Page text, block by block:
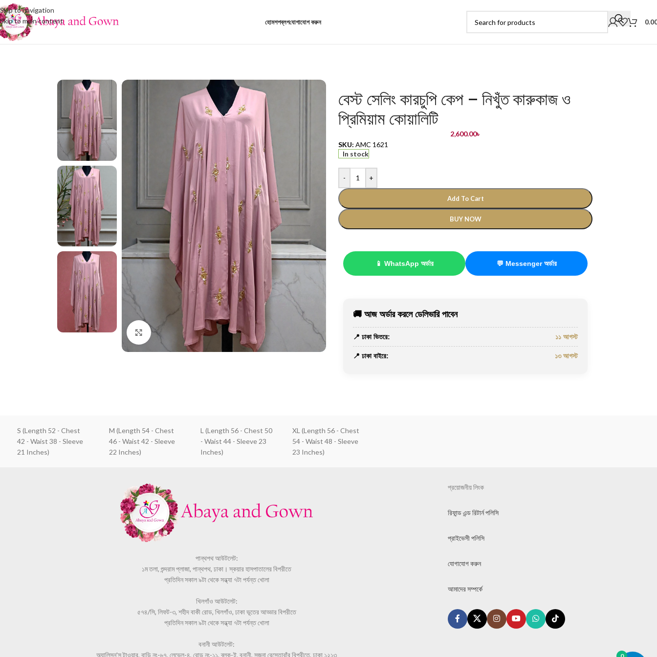
Skip to navigation
Skip to main content
হোমশপব্লগযোগাযোগ করুন
Click to enlarge
বেস্ট সেলিং কারচুপি কেপ – নিখুঁত কারুকাজ ও
প্রিমিয়াম কোয়ালিটি
2,600.00৳
SKU: AMC 1621
In stock
- +
Add To Cart
BUY NOW
📱 WhatsApp অর্ডার 💬 Messenger অর্ডার
🚚 আজ অর্ডার করলে ডেলিভারি পাবেন
📍 ঢাকা ভিতরে: ১১ আগস্ট
📍 ঢাকা বাইরে: ১৩ আগস্ট
S (Length 52 - Chest
42 - Waist 38 - Sleeve
21 Inches)
M (Length 54 - Chest
46 - Waist 42 - Sleeve
22 Inches)
L (Length 56 - Chest 50
- Waist 44 - Sleeve 23
Inches)
XL (Length 56 - Chest
54 - Waist 48 - Sleeve
23 Inches)
পান্থপথ আউটলেট:
১ম তলা, শুন্দরাম প্লাজা, পান্থপথ, ঢাকা। স্কয়ার হাসপাতালের বিপরীতে
প্রতিদিন সকাল ৯টা থেকে সন্ধ্যা ৭টা পর্যন্ত খোলা
খিলগাঁও আউটলেট:
৫৭৪/সি, লিফট-৩, শহীদ বাকী রোড, খিলগাঁও, ঢাকা ভূতের আড্ডার বিপরীতে
প্রতিদিন সকাল ৯টা থেকে সন্ধ্যা ৭টা পর্যন্ত খোলা
বনানী আউটলেট:
অ্যালিসন'স টাওয়ার, বাড়ি নং-৬৭, লেভেল-৪, রোড নং-১১, ব্লক-ই, বনানী, সজনা রেস্তোরাঁর বিপরীতে, ঢাকা ১২১৩
প্রয়োজনীয় লিংক
রিফান্ড এন্ড রিটার্ন পলিসি
প্রাইভেসী পলিসি
যোগাযোগ করুন
আমাদের সম্পর্কে